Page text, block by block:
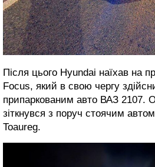
Після цього Hyundai наїхав на
Focus, який в свою чергу
припаркованим авто ВАЗ 2107.
зіткнувся з поруч стоячим
Toaureg.